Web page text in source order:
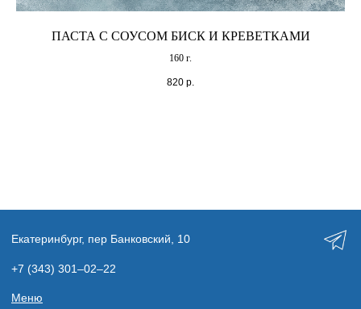
ПАСТА С СОУСОМ БИСК И КРЕВЕТКАМИ
160 г.
820 р.